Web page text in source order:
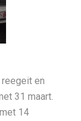
en
31 maart.
14